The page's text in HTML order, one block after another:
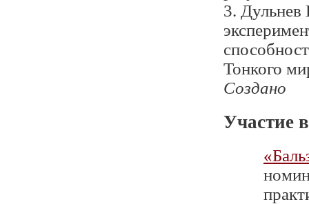
3. Дульнев
Тонкого
Создано
Участие